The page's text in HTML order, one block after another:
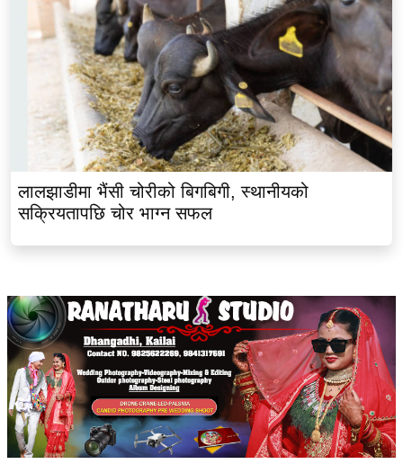
लालझाडीमा भैंसी चोरीको बिगबिगी, स्थानीयको
सक्रियतापछि चोर भाग्न सफल